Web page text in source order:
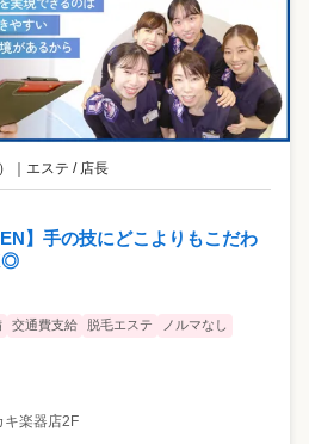
｜ エステ / 店長
】手の技にどこよりもこだわ
交通費支給 脱毛エステ
ノルマなし
キ楽器店2F